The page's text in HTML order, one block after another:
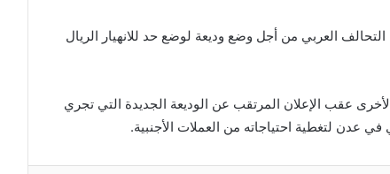
العربي من أجل وضع وديعة لوضع حد للانهيار الريال
عقب الإعلان المرتقب عن الوديعة الجديدة التي تجري
عدن لتغطية احتياجاته من العملات الأجنبية.